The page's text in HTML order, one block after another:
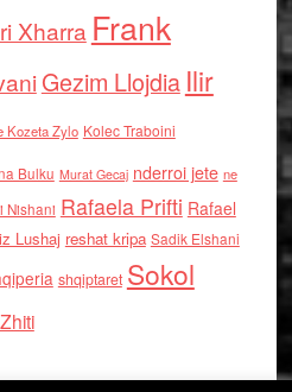
Xharra Frank
Gezim Llojdia Ilir
Kozeta Zylo Kolec Traboini
Bulku Murat Gecaj nderroi jete ne
Nishani Rafaela Prifti Rafael
Lushaj reshat kripa Sadik Elshani
shqiptaret Sokol